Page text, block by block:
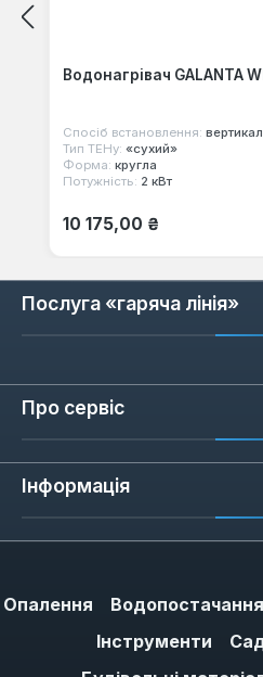
Водонагрівач GALANTA
Спосіб встановлення:
Тип ТЕНу: «сухий»
Форма: кругла
Потужність: 2 кВт
Звичайна ціна:
10 175,00 ₴
Послуга «гаряча лінія»
Про сервіс
Інформація
Опалення Водопостачання
Інструменти